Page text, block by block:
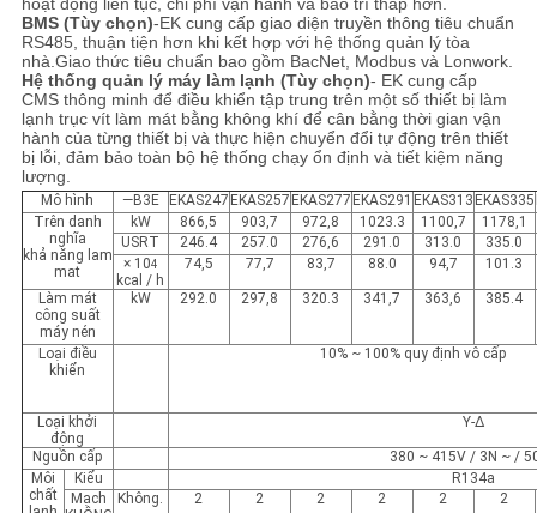
hoạt động liên tục, chi phí vận hành và bảo trì thấp hơn.
BMS (Tùy chọn)-EK cung cấp giao diện truyền thông tiêu chuẩn
RS485, thuận tiện hơn khi kết hợp với hệ thống quản lý tòa
nhà.Giao thức tiêu chuẩn bao gồm BacNet, Modbus và Lonwork.
Hệ thống quản lý máy làm lạnh (Tùy chọn)- EK cung cấp
CMS thông minh để điều khiển tập trung trên một số thiết bị làm
lạnh trục vít làm mát bằng không khí để cân bằng thời gian vận
hành của từng thiết bị và thực hiện chuyển đổi tự động trên thiết
bị lỗi, đảm bảo toàn bộ hệ thống chạy ổn định và tiết kiệm năng
lượng.
Mô hình —B3E EKAS247 EKAS257 EKAS277 EKAS291 EKAS313 EKAS335
Trên danh
nghĩa
khả năng lam
mat
kW 866,5 903,7 972,8 1023.3 1100,7
1178,1
USRT
246.4 257.0 276,6 291.0 313.0
335.0
× 104
kcal / h
74,5 77,7 83,7 88.0 94,7 101.3
Làm mát
công suất
máy nén
kW 292.0 297,8 320.3 341,7 363,6 385.4
Loại điều
khiển
10% ~ 100% quy định vô cấp
Loại khởi
động
Y-Δ
Nguồn cấp
380 ~ 415V / 3N ~ /
Môi
chất
Kiểu
R134a
Mạch
Không. 2 2 2 2 2 2